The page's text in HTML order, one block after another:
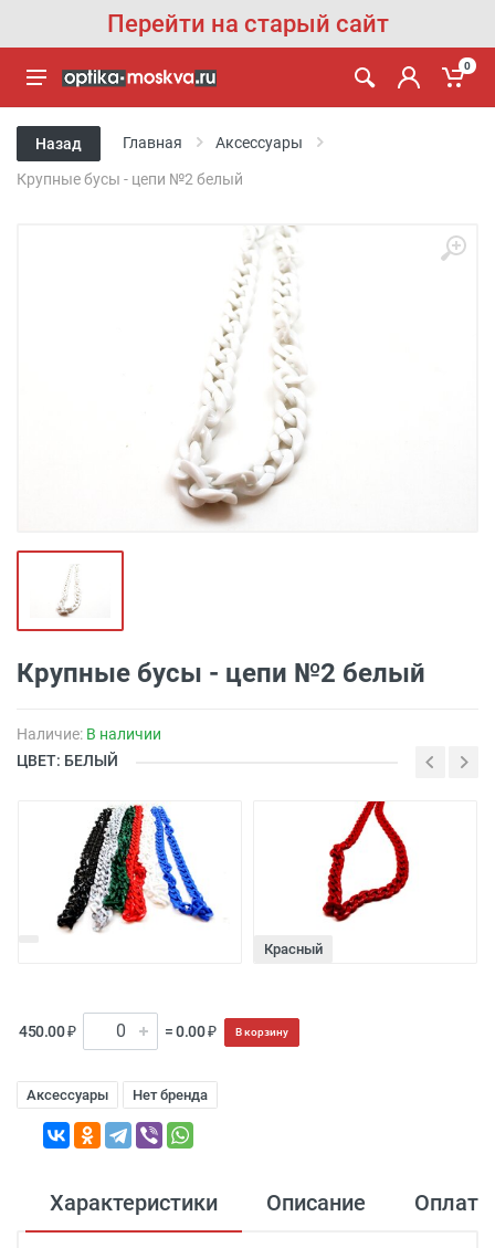
Перейти на старый сайт
0
Назад Главная Аксессуары
Крупные бусы - цепи №2 белый
Крупные бусы - цепи №2 белый
Наличие: В наличии
ЦВЕТ: БЕЛЫЙ
Красный
450.00 ₽ = 0.00 ₽ В корзину
Аксессуары Нет бренда
Характеристики Описание Оплата